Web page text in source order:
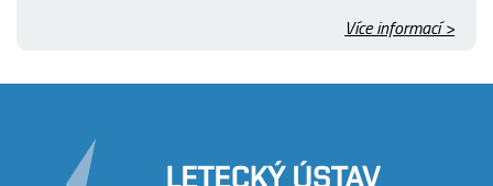
Více informací >